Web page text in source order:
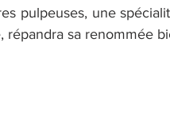
pulpeuses, une
répandra sa renommée